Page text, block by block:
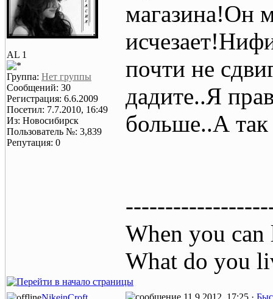
AL 1
Группа: Нет группы
Сообщений: 30
Регистрация: 6.6.2009
Посетил: 7.7.2010, 16:49
Из: Новосибирск
Пользователь №: 3,839
Репутация: 0
магазина!Он
почти не
дадите..Я
больше..А так
When you
What do you
11.9.2012, 17:25 ·